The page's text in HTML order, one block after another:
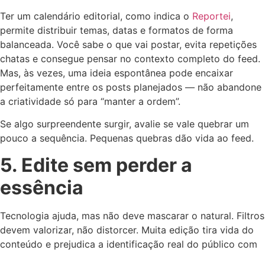
Ter um calendário editorial, como indica o Reportei,
permite distribuir temas, datas e formatos de forma
balanceada. Você sabe o que vai postar, evita repetições
chatas e consegue pensar no contexto completo do feed.
Mas, às vezes, uma ideia espontânea pode encaixar
perfeitamente entre os posts planejados — não abandone
a criatividade só para “manter a ordem”.
Se algo surpreendente surgir, avalie se vale quebrar um
pouco a sequência. Pequenas quebras dão vida ao feed.
5. Edite sem perder a
essência
Tecnologia ajuda, mas não deve mascarar o natural. Filtros
devem valorizar, não distorcer. Muita edição tira vida do
conteúdo e prejudica a identificação real do público com